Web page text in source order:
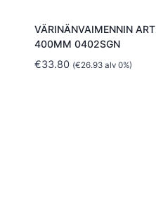
VÄRINÄNVAIMENNIN
400MM 0402SGN
€33.80 (€26.93alv 0%)